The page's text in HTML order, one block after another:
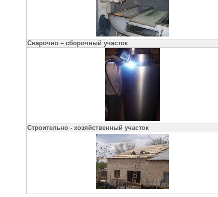
Сварочно – сборочный участок
Строительно - хозяйственный участок